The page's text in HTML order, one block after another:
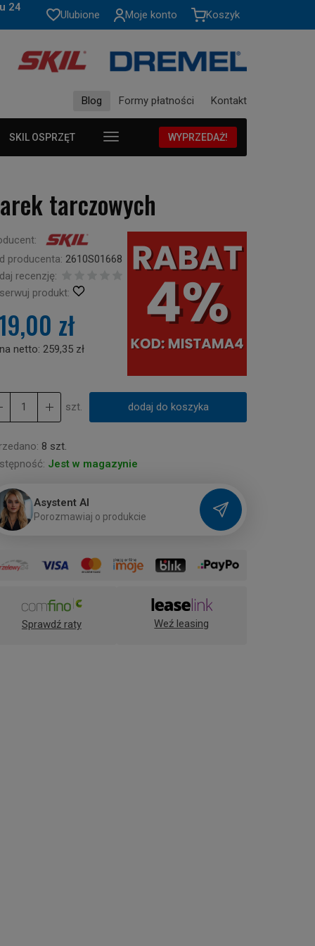
24
Ulubione Moje konto Koszyk
Blog Formy płatności Kontakt
SKIL OSPRZĘT WYPRZEDAŻ!
tarczowych
producenta: 2610S01668
recenzję:
produkt:
zł
netto: 259,35 zł
szt. dodaj do koszyka
8 szt.
Jest w magazynie
Asystent AI
Porozmawiaj o produkcie
Sprawdź raty Weź leasing